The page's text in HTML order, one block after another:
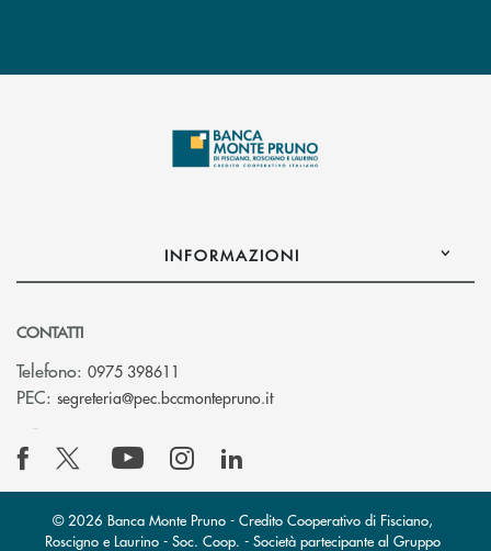
INFORMAZIONI
CONTATTI
Telefono: 0975 398611
PEC: segreteria@pec.bccmontepruno.it(si apre l’app di posta
© 2026 Banca Monte Pruno - Credito Cooperativo di Fisciano,
Roscigno e Laurino - Soc. Coop. - Società partecipante al Gruppo